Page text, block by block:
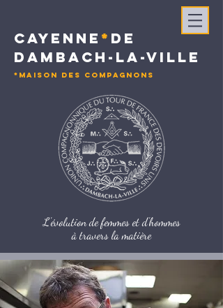
CAYENNE * DE
DAMBACH-LA-VILLE
*MAISON DES COMPAGNONS
L'évolution de femmes et d'hommes
à travers la matière